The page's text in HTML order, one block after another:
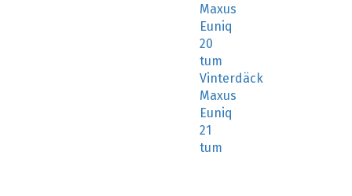
Maxus
Euniq
20
tum
Vinterdäck
Maxus
Euniq
21
tum